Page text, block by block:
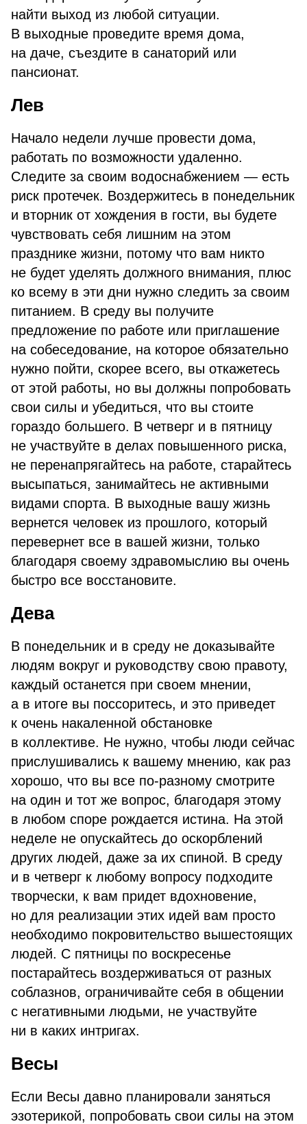
найти выход из любой ситуации.
В выходные проведите время дома,
на даче, съездите в санаторий или
пансионат.
Лев
Начало недели лучше провести дома,
работать по возможности удаленно.
Следите за своим водоснабжением — есть
риск протечек. Воздержитесь в понедельник
и вторник от хождения в гости, вы будете
чувствовать себя лишним на этом
празднике жизни, потому что вам никто
не будет уделять должного внимания, плюс
ко всему в эти дни нужно следить за своим
питанием. В среду вы получите
предложение по работе или приглашение
на собеседование, на которое обязательно
нужно пойти, скорее всего, вы откажетесь
от этой работы, но вы должны попробовать
свои силы и убедиться, что вы стоите
гораздо большего. В четверг и в пятницу
не участвуйте в делах повышенного риска,
не перенапрягайтесь на работе, старайтесь
высыпаться, занимайтесь не активными
видами спорта. В выходные вашу жизнь
вернется человек из прошлого, который
перевернет все в вашей жизни, только
благодаря своему здравомыслию вы очень
быстро все восстановите.
Дева
В понедельник и в среду не доказывайте
людям вокруг и руководству свою правоту,
каждый останется при своем мнении,
а в итоге вы поссоритесь, и это приведет
к очень накаленной обстановке
в коллективе. Не нужно, чтобы люди сейчас
прислушивались к вашему мнению, как раз
хорошо, что вы все по-разному смотрите
на один и тот же вопрос, благодаря этому
в любом споре рождается истина. На этой
неделе не опускайтесь до оскорблений
других людей, даже за их спиной. В среду
и в четверг к любому вопросу подходите
творчески, к вам придет вдохновение,
но для реализации этих идей вам просто
необходимо покровительство вышестоящих
людей. С пятницы по воскресенье
постарайтесь воздерживаться от разных
соблазнов, ограничивайте себя в общении
с негативными людьми, не участвуйте
ни в каких интригах.
Весы
Если Весы давно планировали заняться
эзотерикой, попробовать свои силы на этом